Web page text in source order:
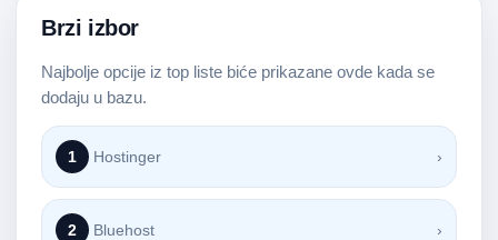
Brzi izbor
Najbolje opcije iz top liste biće prikazane ovde kada se
dodaju u bazu.
1 Hostinger ›
2 Bluehost ›